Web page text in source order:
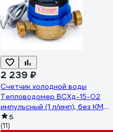
2 239 ₽
Счетчик холодной воды
Тепловодомер ВСХд-15-02
импульсный (1 л/имп), без КМЧ
R111-015-223-B54
5
(11)